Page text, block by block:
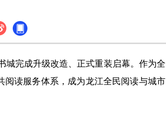
完成升级改造、正式重装启幕。作为全
读服务体系，成为龙江全民阅读与城市